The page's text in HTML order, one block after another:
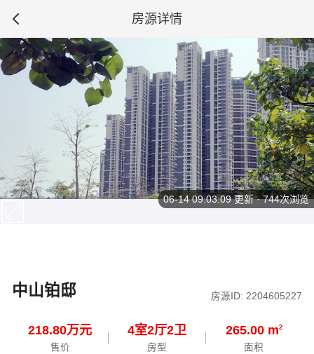
房源详情
中山铂邸 房源ID: 2204605227
218.80万元
售价
4室2厅2卫
房型
265.00 m2
面积
06-14 09:03:09更新 · 744次浏览